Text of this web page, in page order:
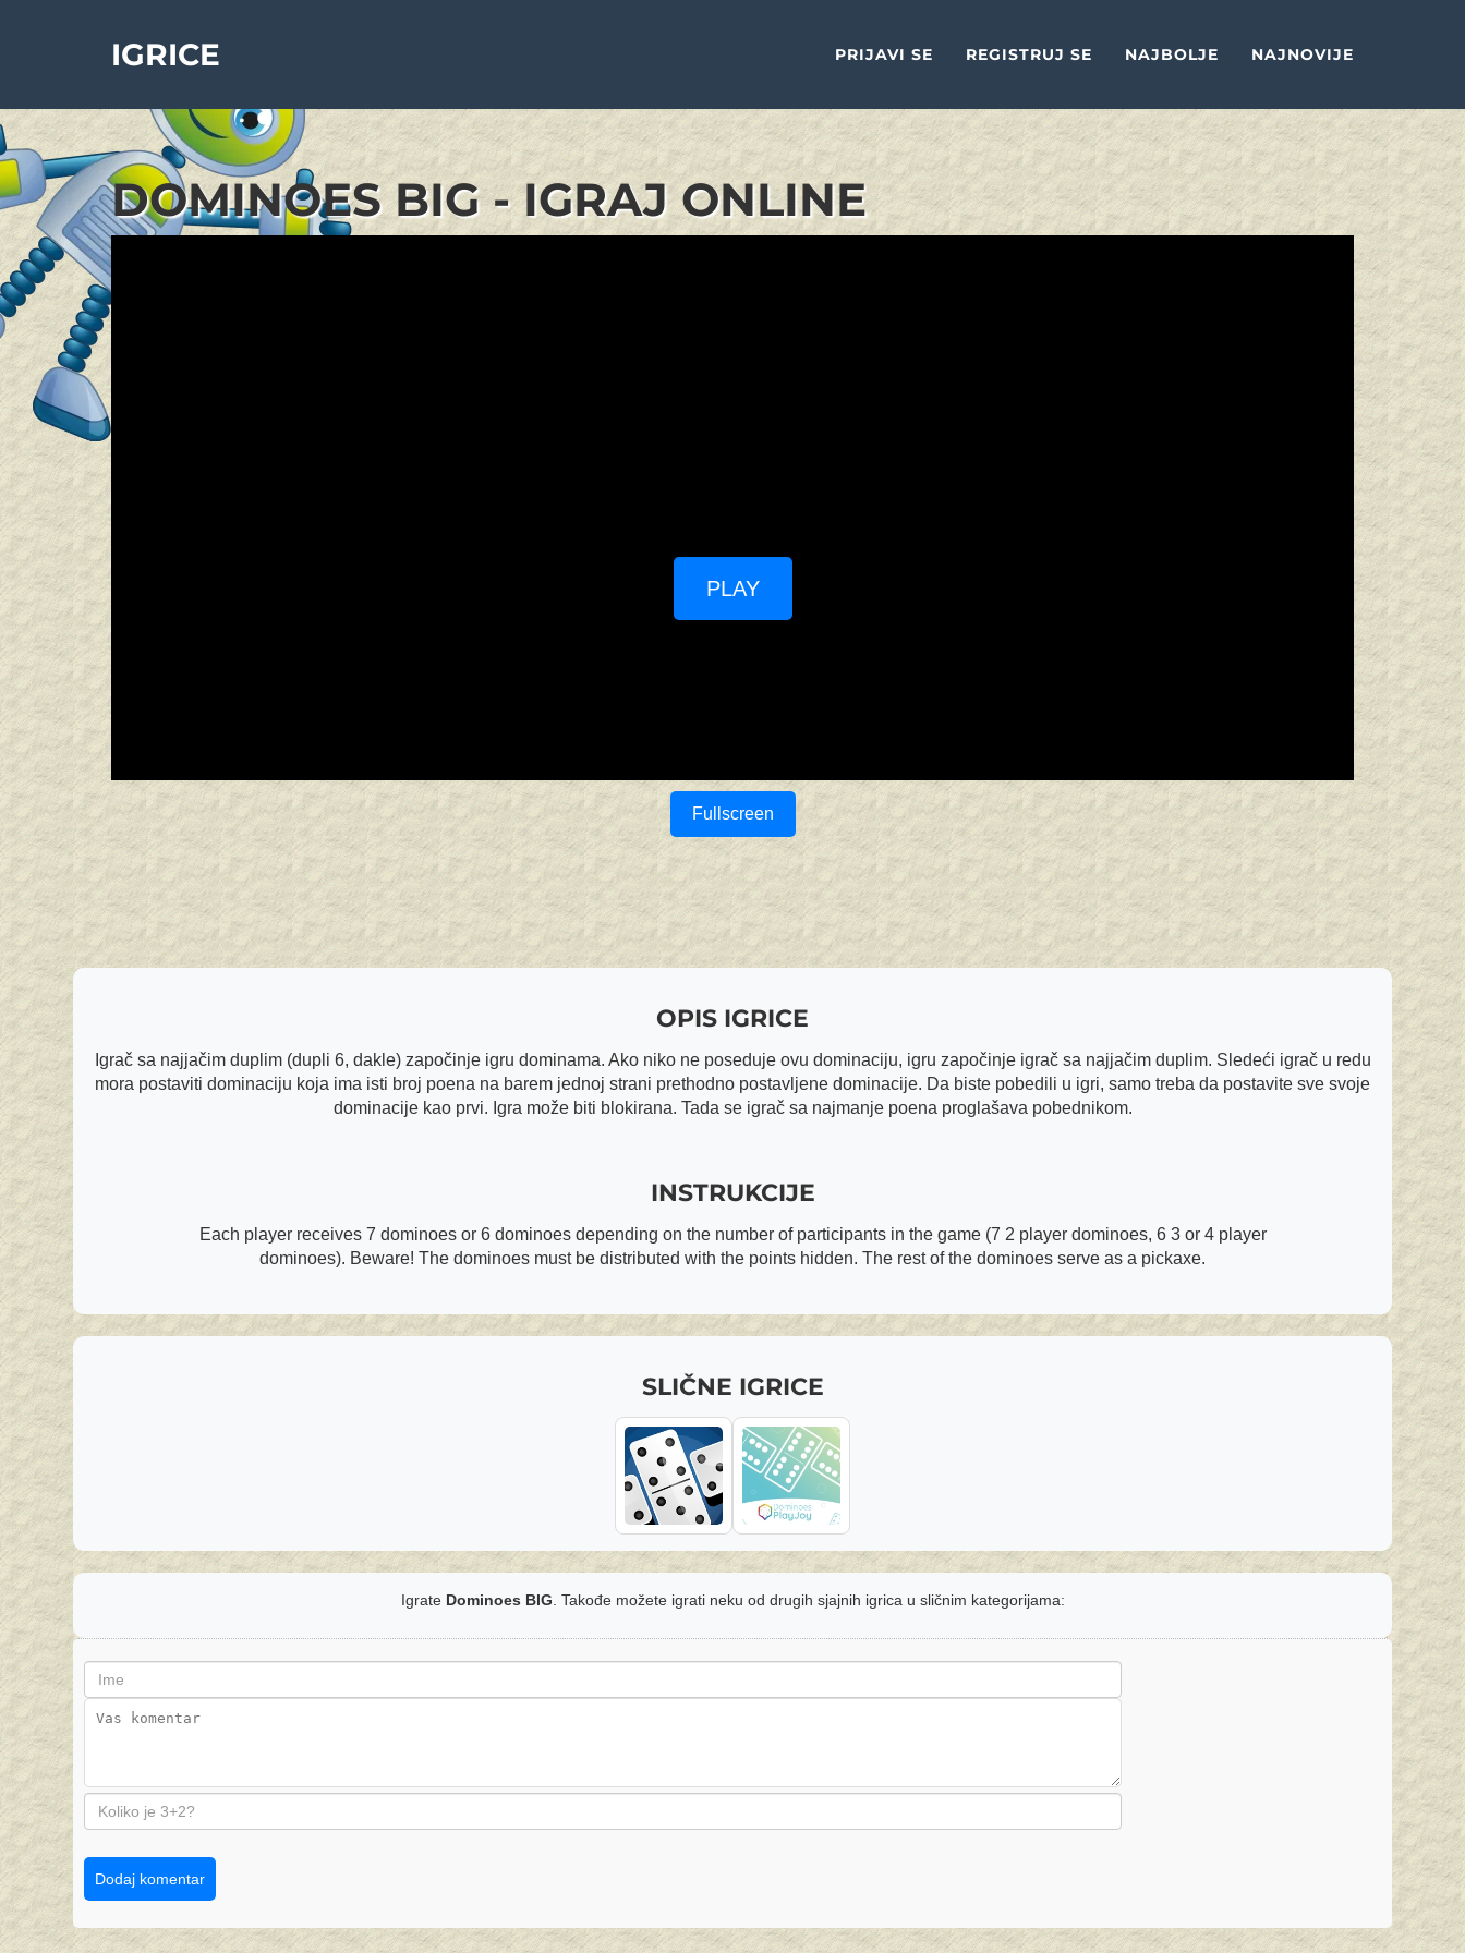
IGRICE PRIJAVI SE REGISTRUJ SE NAJBOLJE NAJNOVIJE
DOMINOES BIG - IGRAJ ONLINE
PLAY
Fullscreen
OPIS IGRICE
Igrač sa najjačim duplim (dupli 6, dakle) započinje igru dominama. Ako niko ne poseduje ovu dominaciju, igru započinje igrač sa najjačim duplim. Sledeći igrač u redu
mora postaviti dominaciju koja ima isti broj poena na barem jednoj strani prethodno postavljene dominacije. Da biste pobedili u igri, samo treba da postavite sve svoje
dominacije kao prvi. Igra može biti blokirana. Tada se igrač sa najmanje poena proglašava pobednikom.
INSTRUKCIJE
Each player receives 7 dominoes or 6 dominoes depending on the number of participants in the game (7 2 player dominoes, 6 3 or 4 player
dominoes). Beware! The dominoes must be distributed with the points hidden. The rest of the dominoes serve as a pickaxe.
SLIČNE IGRICE
Igrate Dominoes BIG . Takođe možete igrati neku od drugih sjajnih igrica u sličnim kategorijama:
Dodaj komentar